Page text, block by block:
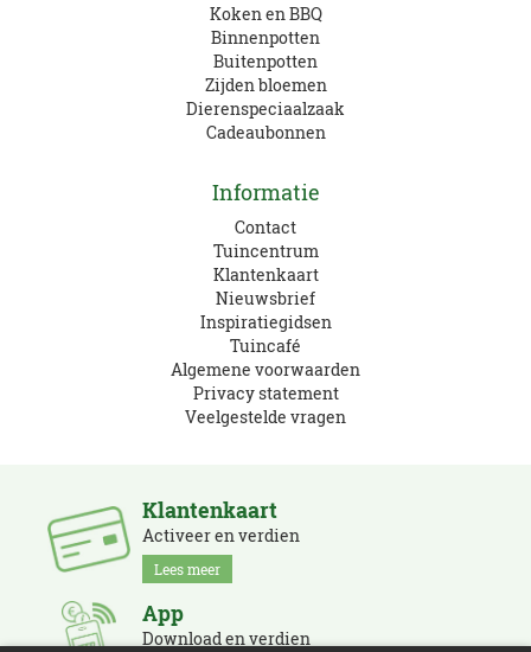
Koken en BBQ
Binnenpotten
Buitenpotten
Zijden bloemen
Dierenspeciaalzaak
Cadeaubonnen
Informatie
Contact
Tuincentrum
Klantenkaart
Nieuwsbrief
Inspiratiegidsen
Tuincafé
Algemene voorwaarden
Privacy statement
Veelgestelde vragen
Klantenkaart
Activeer en verdien
Lees meer
App
Download en verdien